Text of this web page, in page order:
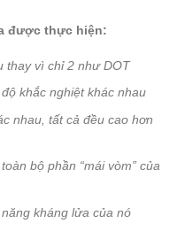
được thực hiện:
thay vì chỉ 2 như DOT
khắc nghiệt khác nhau
nhau, tất cả đều cao hơn
bộ phần “mái vòm” của
kháng lửa của nó